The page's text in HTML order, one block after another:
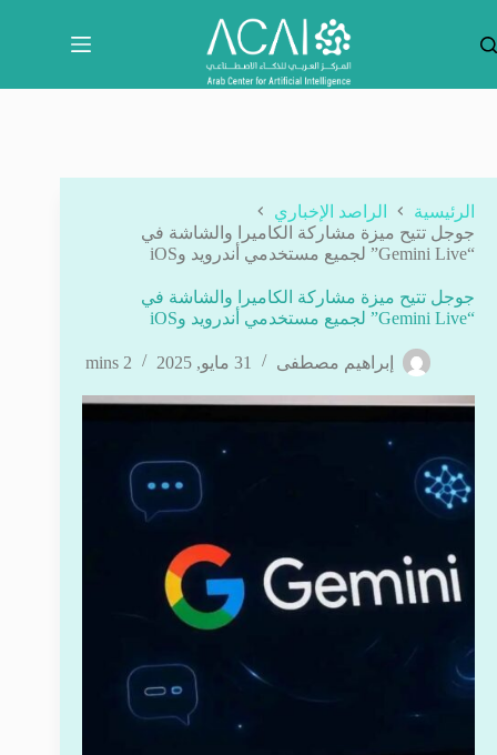
المحتوى
الرئيسية
الراصد الإخباري
جوجل تتيح ميزة مشاركة الكاميرا والشاشة في
“Gemini Live” لجميع مستخدمي أندرويد وiOS
جوجل تتيح ميزة مشاركة الكاميرا والشاشة في
“Gemini Live” لجميع مستخدمي أندرويد وiOS
إبراهيم مصطفى 31 مايو, 2025 2 mins